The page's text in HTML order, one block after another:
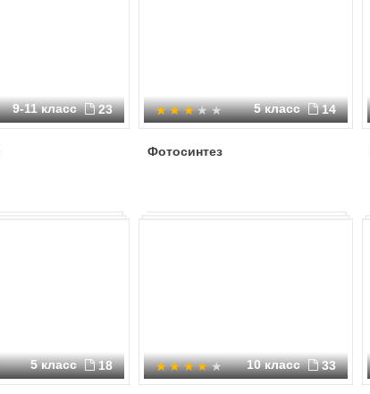
9-11 класс 23 5 класс 14
Фотосинтез
5 класс 18 10 класс 33